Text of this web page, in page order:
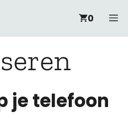
0
je telefoon